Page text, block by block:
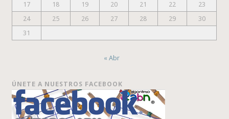
17
18 19 20 21 22
23
24
25 26 27 28 29
30
31
« Abr
ÚNETE A NUESTROS FACEBOOK